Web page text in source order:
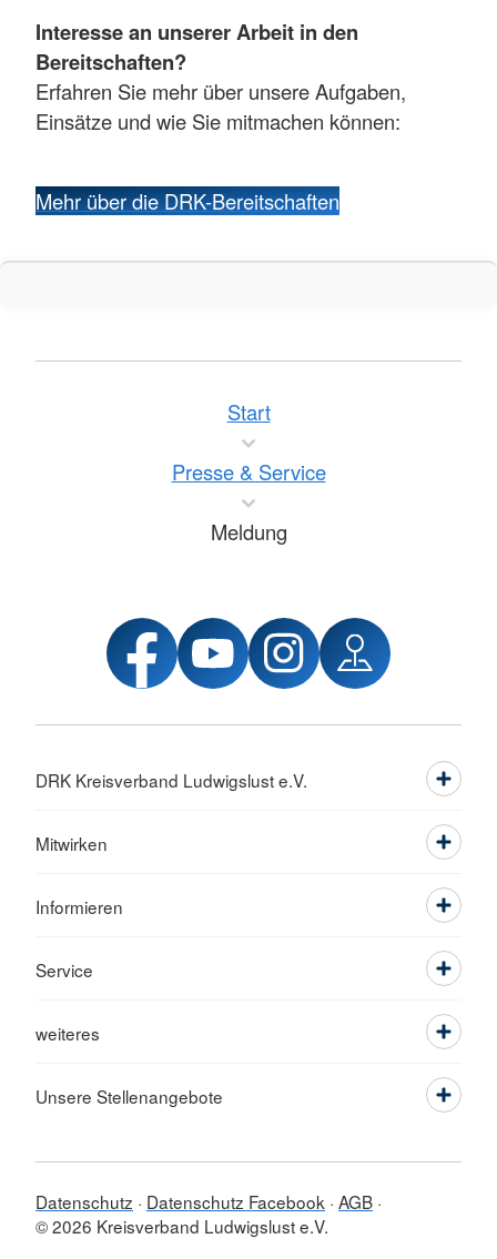
Interesse an unserer Arbeit in den
Bereitschaften?
Erfahren Sie mehr über unsere Aufgaben,
Einsätze und wie Sie mitmachen können:
Mehr über die DRK-Bereitschaften
Start
Presse & Service
Meldung
DRK Kreisverband Ludwigslust e.V.
Mitwirken
Informieren
Service
weiteres
Unsere Stellenangebote
Datenschutz Datenschutz Facebook AGB
© 2026 Kreisverband Ludwigslust e.V.